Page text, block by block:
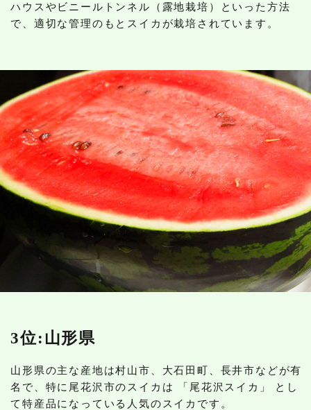
ハウスやビニールトンネル（露地栽培）といった方法
で、適切な管理のもとスイカが栽培されています。
3位:山形県
山形県の主な産地は村山市、大石田町、長井市などが有
名で、特に尾花沢市のスイカは 「尾花沢スイカ」 とし
て特産品になっている人気のスイカです。